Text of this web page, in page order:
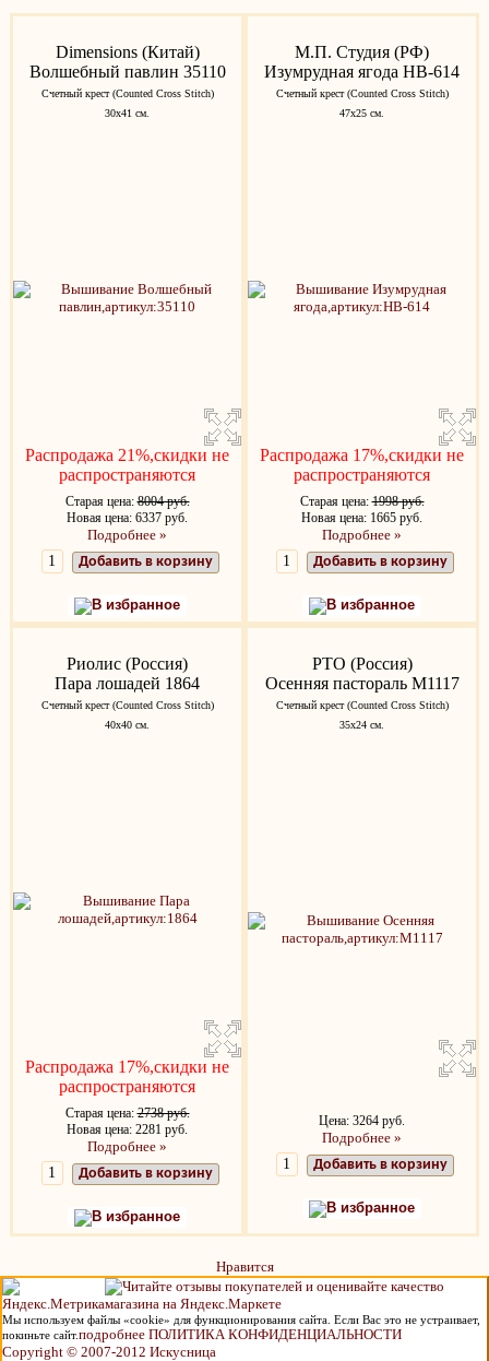
Dimensions (Китай)
Волшебный павлин 35110
Счетный крест (Counted Cross Stitch)
30x41 см.
Распродажа 21%,скидки не
распространяются
Старая цена:8004 руб.
Новая цена: 6337 руб.
Подробнее »
Добавить в корзину
В избранное
М.П. Студия (РФ)
Изумрудная ягода НВ-614
Счетный крест (Counted Cross Stitch)
47х25 см.
Распродажа 17%,скидки не
распространяются
Старая цена:1998 руб.
Новая цена: 1665 руб.
Подробнее »
Добавить в корзину
В избранное
Риолис (Россия)
Пара лошадей 1864
Счетный крест (Counted Cross Stitch)
40х40 см.
Распродажа 17%,скидки не
распространяются
Старая цена:2738 руб.
Новая цена: 2281 руб.
Подробнее »
Добавить в корзину
В избранное
РТО (Россия)
Осенняя пастораль M1117
Счетный крест (Counted Cross Stitch)
35х24 см.
Цена: 3264 руб.
Подробнее »
Добавить в корзину
В избранное
Нравится
Мы используем файлы «cookie» для функционирования сайта. Если Вас это не устраивает,
покиньте сайт.подробнее ПОЛИТИКА КОНФИДЕНЦИАЛЬНОСТИ
Copyright © 2007-2012 Искусница